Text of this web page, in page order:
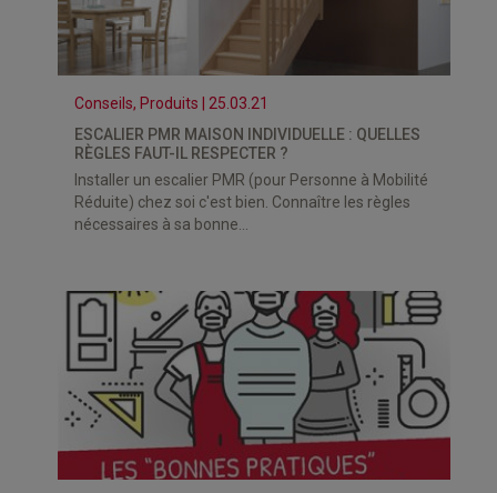
Conseils, Produits | 25.03.21
ESCALIER PMR MAISON INDIVIDUELLE : QUELLES
RÈGLES FAUT-IL RESPECTER ?
Installer un escalier PMR (pour Personne à Mobilité
Réduite) chez soi c'est bien. Connaître les règles
nécessaires à sa bonne...